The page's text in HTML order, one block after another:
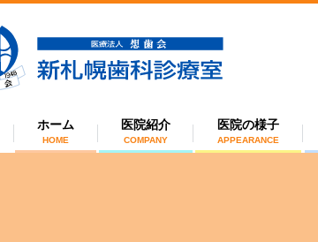
ホーム
HOME
医院紹介
COMPANY
医院の様子
APPEARANCE